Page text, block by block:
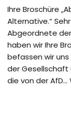
Ihre Broschüre
Alternative.“
Abgeordnete
haben wir Ihre
befassen wir
der Gesellschaft
die von der AfD…